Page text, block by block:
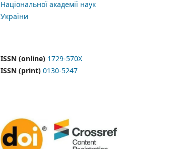
Національної академії наук
України
ISSN (online) 1729-570X
ISSN (print) 0130-5247